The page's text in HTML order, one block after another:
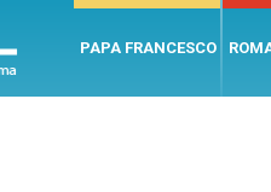
PAPA FRANCESCO